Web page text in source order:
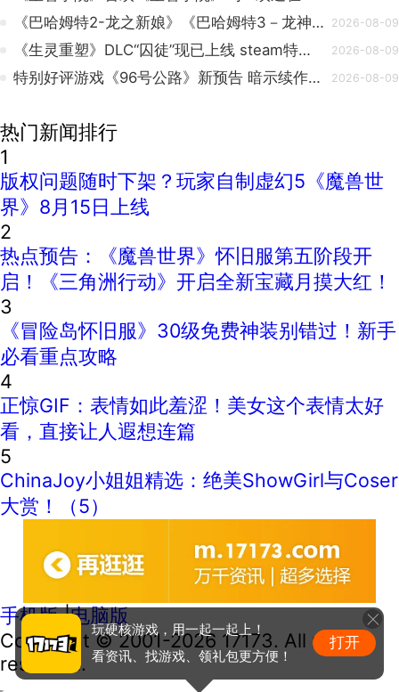
《巴哈姆特2-龙之新娘》《巴哈姆特3－龙神之子的堕落》Steam 商店页面正式上架！ 2026-08-09
《生灵重塑》DLC“囚徒”现已上线 steam特别好评 2026-08-09
特别好评游戏《96号公路》新预告 暗示续作要来 2026-08-09
热门新闻排行
1
版权问题随时下架？玩家自制虚幻5《魔兽世
界》8月15日上线
2
热点预告：《魔兽世界》怀旧服第五阶段开
启！《三角洲行动》开启全新宝藏月摸大红！
3
《冒险岛怀旧服》30级免费神装别错过！新手
必看重点攻略
4
正惊GIF：表情如此羞涩！美女这个表情太好
看，直接让人遐想连篇
5
ChinaJoy小姐姐精选：绝美ShowGirl与Coser
大赏！（5）
手机版|电脑版
Copyright © 2001-2026 17173. All rights
reserved.
玩硬核游戏，用一起一起上！
看资讯、找游戏、领礼包更方便！
打开